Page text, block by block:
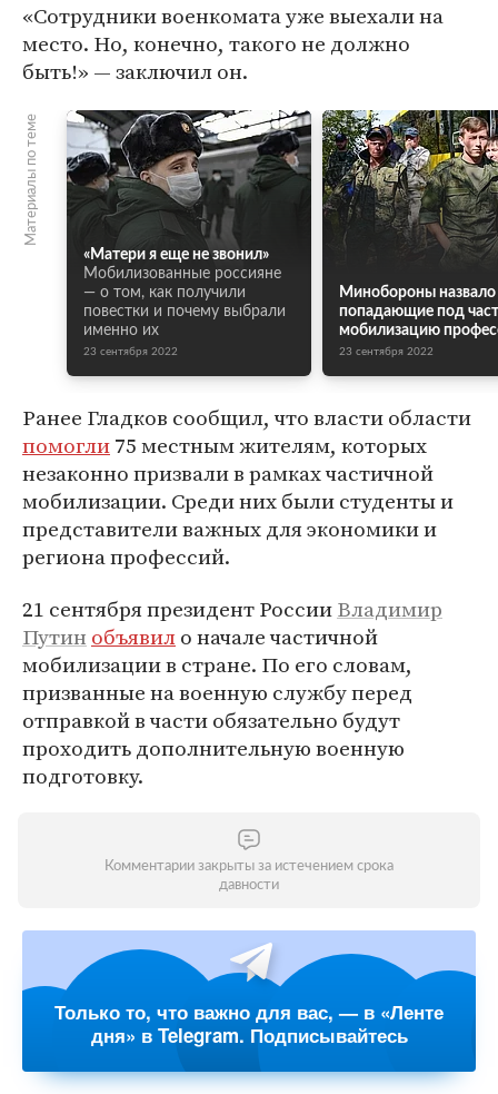
«Сотрудники военкомата уже выехали на
место. Но, конечно, такого не должно
быть!» — заключил он.
Материалы по теме
«Матери я еще не звонил»
Мобилизованные россияне
— о том, как получили
повестки и почему выбрали
именно их
23 сентября 2022
Минобороны назвало
попадающие под
мобилизацию
23 сентября 2022
Ранее Гладков сообщил, что власти области
помогли75 местным жителям, которых
незаконно призвали в рамках частичной
мобилизации. Среди них были студенты и
представители важных для экономики и
региона профессий.
21 сентября президент РоссииВладимир
Путин объявило начале частичной
мобилизации в стране. По его словам,
призванные на военную службу перед
отправкой в части обязательно будут
проходить дополнительную военную
подготовку.
Комментарии закрыты за истечением срока
давности
Только то, что важно для вас, — в «Ленте
дня» в Telegram. Подписывайтесь